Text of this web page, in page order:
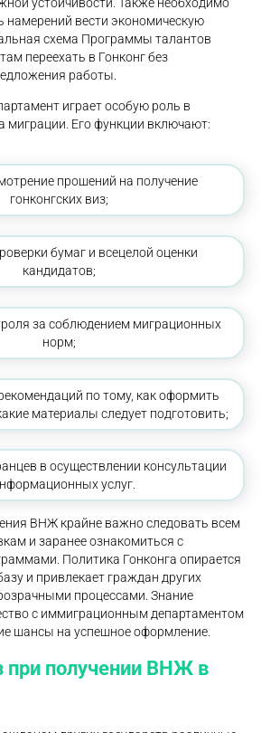
намерений вести экономическую
схема Программы талантов
переехать в Гонконг без
работы.
играет особую роль в
миграции. Его функции включают:
прошений на получение
гонконгских виз;
бумаг и всецелой оценки
кандидатов;
за соблюдением миграционных
норм;
по тому, как оформить
материалы следует подготовить;
в осуществлении консультации
услуг.
ВНЖ крайне важно следовать всем
и заранее ознакомиться с
Политика Гонконга опирается
и привлекает граждан других
процессами. Знание
с иммиграционным департаментом
шансы на успешное оформление.
при получении ВНЖ в